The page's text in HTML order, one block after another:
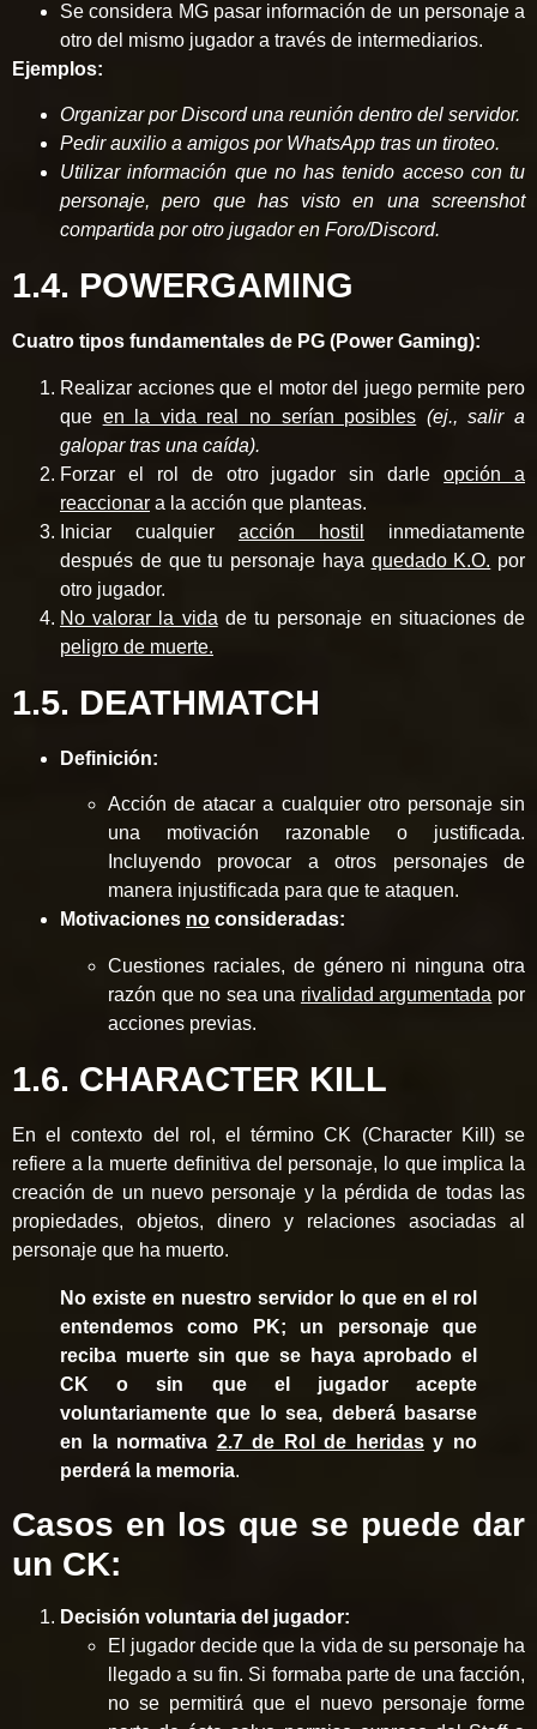
Se considera MG pasar información de un personaje a
otro del mismo jugador a través de intermediarios.
Ejemplos:
Organizar por Discord una reunión dentro del servidor.
Pedir auxilio a amigos por WhatsApp tras un tiroteo.
Utilizar información que no has tenido acceso con tu
personaje, pero que has visto en una screenshot
compartida por otro jugador en Foro/Discord.
1.4. POWERGAMING
Cuatro tipos fundamentales de PG (Power Gaming):
Realizar acciones que el motor del juego permite pero
que en la vida real no serían posibles (ej., salir a
galopar tras una caída).
Forzar el rol de otro jugador sin darleopción a
reaccionar a la acción que planteas.
Iniciar cualquier acción hostil
inmediatamente
después de que tu personaje haya quedado K.O. por
otro jugador.
No valorar la vida de tu personaje en situaciones de
peligro de muerte.
1.5. DEATHMATCH
Definición:
Acción de atacar a cualquier otro personaje sin
una motivación razonable o justificada.
Incluyendo provocar a otros personajes de
manera injustificada para que te ataquen.
Motivaciones no consideradas:
Cuestiones raciales, de género ni ninguna otra
razón que no sea una rivalidad argumentada por
acciones previas.
1.6. CHARACTER KILL
En el contexto del rol, el término CK (Character Kill) se
refiere a la muerte definitiva del personaje, lo que implica la
creación de un nuevo personaje y la pérdida de todas las
propiedades, objetos, dinero y relaciones asociadas al
personaje que ha muerto.
No existe en nuestro servidor lo que en el rol
entendemos como PK; un personaje que
reciba muerte sin que se haya aprobado el
CK o sin que el jugador acepte
voluntariamente que lo sea, deberá basarse
en la normativa 2.7 de Rol de heridasy no
perderá la memoria.
Casos en los que se puede dar
un CK:
Decisión voluntaria del jugador:
El jugador decide que la vida de su personaje ha
llegado a su fin. Si formaba parte de una facción,
no se permitirá que el nuevo personaje forme